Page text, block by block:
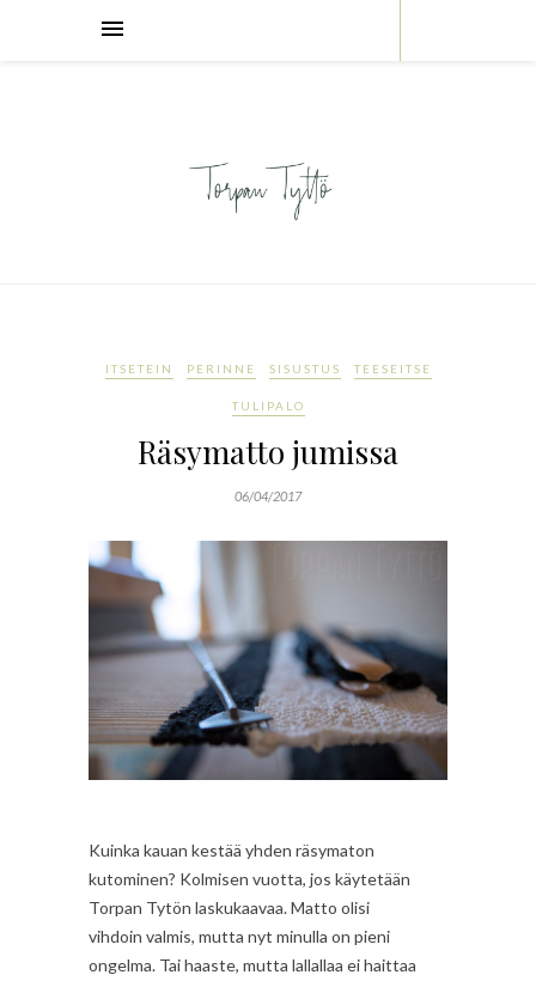
ITSETEIN PERINNE SISUSTUS TEESEITSE
TULIPALO
Räsymatto jumissa
06/04/2017
Kuinka kauan kestää yhden räsymaton
kutominen? Kolmisen vuotta, jos käytetään
Torpan Tytön laskukaavaa. Matto olisi
vihdoin valmis, mutta nyt minulla on pieni
ongelma. Tai haaste, mutta lallallaa ei haittaa